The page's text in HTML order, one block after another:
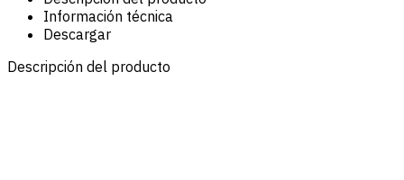
Información técnica
Descargar
Descripción del producto